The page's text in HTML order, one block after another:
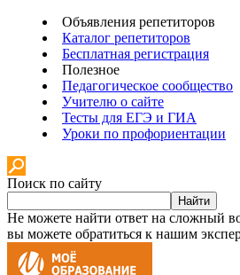
Объявления репетиторов
Каталог репетиторов
Бесплатная регистрация
Полезное
Педагогическое сообщество
Учителю о сайте
Тесты для ЕГЭ и ГИА
Уроки по профориентации
Поиск по сайту
Найти
Не можете найти ответ на сложный
вы можете обратиться к нашим